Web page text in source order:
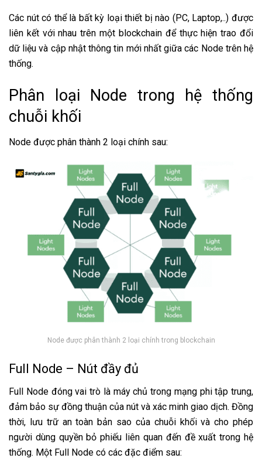
Các nút có thể là bất kỳ loại thiết bị nào (PC, Laptop,..) được
liên kết với nhau trên một blockchain để thực hiện trao đổi
dữ liệu và cập nhật thông tin mới nhất giữa các Node trên hệ
thống.
Phân loại Node trong hệ thống
chuỗi khối
Node được phân thành 2 loại chính sau:
Node được phân thành 2 loại chính trong blockchain
Full Node – Nút đầy đủ
Full Node đóng vai trò là máy chủ trong mạng phi tập trung,
đảm bảo sự đồng thuận của nút và xác minh giao dịch. Đồng
thời, lưu trữ an toàn bản sao của chuỗi khối và cho phép
người dùng quyền bỏ phiếu liên quan đến đề xuất trong hệ
thống. Một Full Node có các đặc điểm sau: